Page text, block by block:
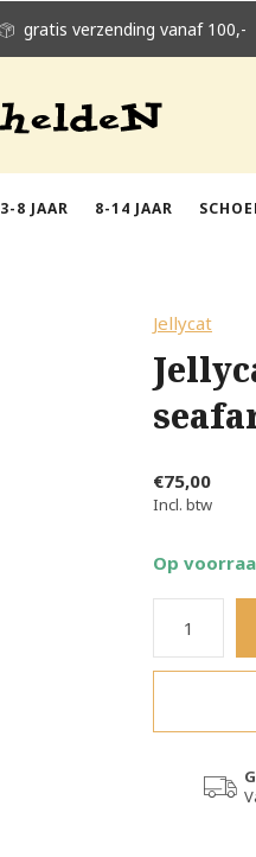
3-8 JAAR 8-14 JAAR
gratis verzending vanaf 100,-
Jellycat
€75,00
Incl. btw
Op